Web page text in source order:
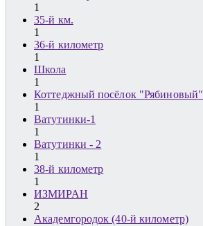
1
35-й км.
1
36-й километр
1
Школа
1
Коттеджный посёлок "Рябиновый"
1
Ватутинки-1
1
Ватутинки - 2
1
38-й километр
1
ИЗМИРАН
2
Академгородок (40-й километр)